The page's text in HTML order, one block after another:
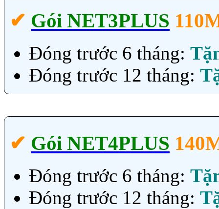
✔‎ Gói NET3PLUS
Đóng trước 6 tháng:
Đóng trước 12 tháng:
✔‎ Gói NET4PLUS
Đóng trước 6 tháng:
Đóng trước 12 tháng: